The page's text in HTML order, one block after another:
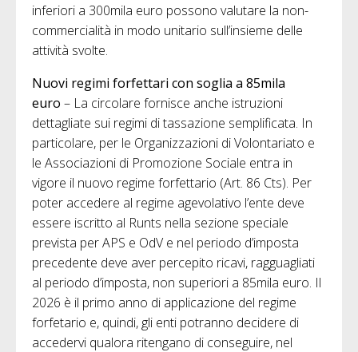
inferiori a 300mila euro possono valutare la non-
commercialità in modo unitario sull’insieme delle
attività svolte.
Nuovi regimi forfettari con soglia a 85mila
euro – La circolare fornisce anche istruzioni
dettagliate sui regimi di tassazione semplificata. In
particolare, per le Organizzazioni di Volontariato e
le Associazioni di Promozione Sociale entra in
vigore il nuovo regime forfettario (Art. 86 Cts). Per
poter accedere al regime agevolativo l’ente deve
essere iscritto al Runts nella sezione speciale
prevista per APS e OdV e nel periodo d’imposta
precedente deve aver percepito ricavi, ragguagliati
al periodo d’imposta, non superiori a 85mila euro. Il
2026 è il primo anno di applicazione del regime
forfetario e, quindi, gli enti potranno decidere di
accedervi qualora ritengano di conseguire, nel